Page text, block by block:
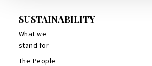
SUSTAINABILITY
What we
stand for
The People